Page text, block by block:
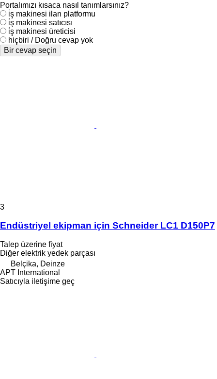
Portalımızı kısaca nasıl tanımlarsınız?
i̇ş makinesi ilan platformu
i̇ş makinesi satıcısı
i̇ş makinesi üreticisi
hiçbiri / Doğru cevap yok
Bir cevap seçin
3
Endüstriyel ekipman için Schneider LC1 D150P7
Talep üzerine fiyat
Diğer elektrik yedek parçası
Belçika, Deinze
APT International
Satıcıyla iletişime geç